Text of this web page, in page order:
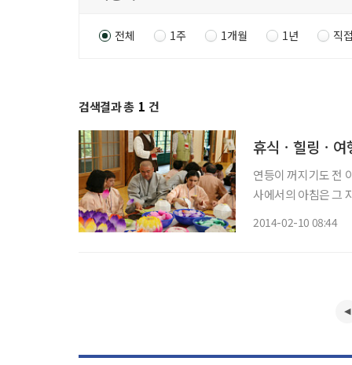
전체 1주 1개월 1년 직
검색결과 총 1 건
휴식ㆍ힐링ㆍ여
연등이 꺼지기도 전
사에서의 아침은 그 자체가 보약이요 힐
2014-02-10 08:44